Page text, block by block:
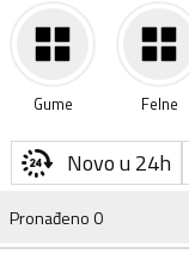
Gume Felne
Novo u 24h
Pronađeno0